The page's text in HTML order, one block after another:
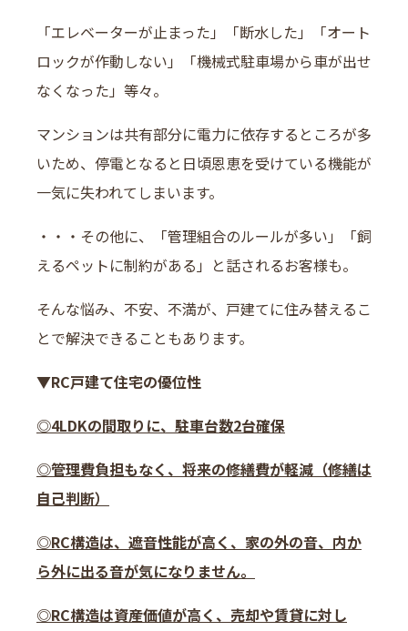
「エレベーターが止まった」「断水した」「オート
ロックが作動しない」「機械式駐車場から車が出せ
なくなった」等々。
マンションは共有部分に電力に依存するところが多
いため、停電となると日頃恩恵を受けている機能が
一気に失われてしまいます。
・・・その他に、「管理組合のルールが多い」「飼
えるペットに制約がある」と話されるお客様も。
そんな悩み、不安、不満が、戸建てに住み替えるこ
とで解決できることもあります。
▼RC戸建て住宅の優位性
◎4LDKの間取りに、駐車台数2台確保
◎管理費負担もなく、将来の修繕費が軽減（修繕は
自己判断）
◎RC構造は、遮音性能が高く、家の外の音、内か
ら外に出る音が気になりません。
◎RC構造は資産価値が高く、売却や賃貸に対し